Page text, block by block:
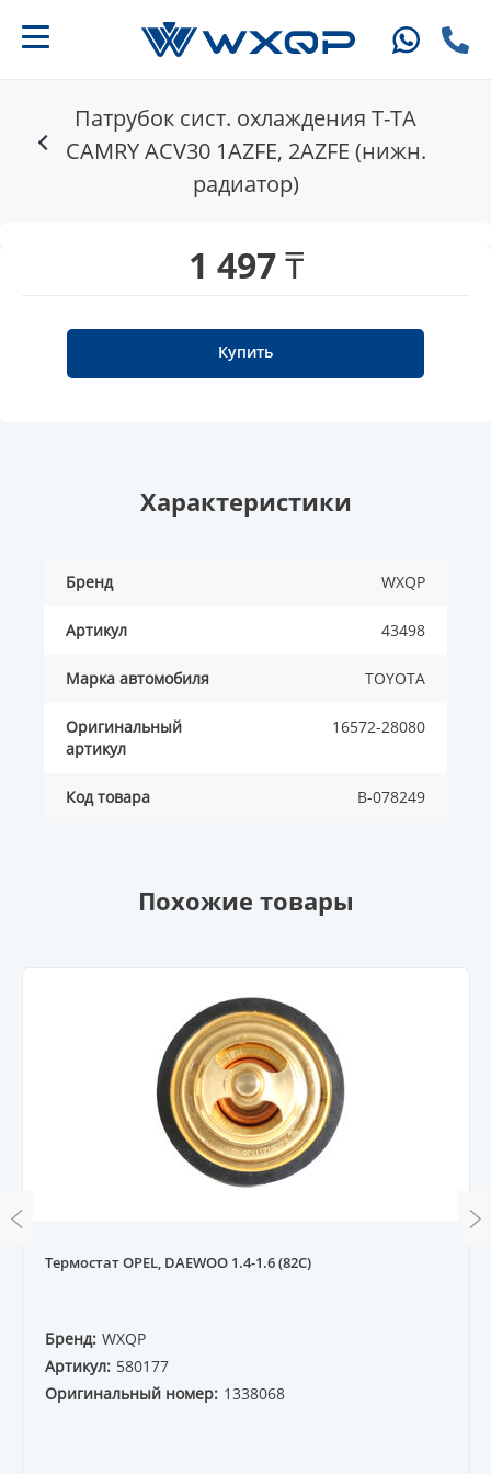
Патрубок сист. охлаждения T-TA
CAMRY ACV30 1AZFE, 2AZFE (нижн.
радиатор)
1 497 ₸
Купить
Характеристики
Бренд WXQP
Артикул 43498
Марка автомобиля TOYOTA
Оригинальный
артикул
16572-28080
Код товара B-078249
Похожие товары
Термостат OPEL, DAEWOO 1.4-1.6 (82C)
Бренд: WXQP
Артикул: 580177
Оригинальный номер: 1338068